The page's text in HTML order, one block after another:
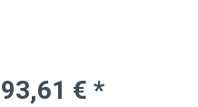
93,61 € *